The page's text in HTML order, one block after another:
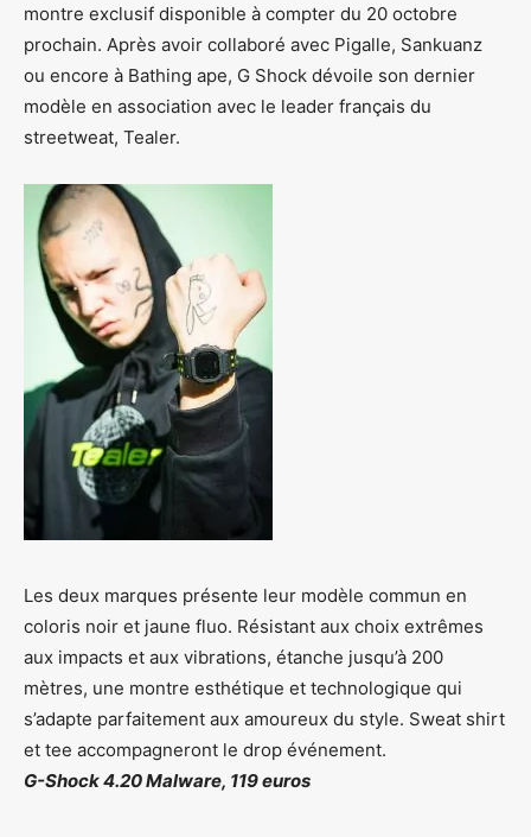
montre exclusif disponible à compter du 20 octobre
prochain. Après avoir collaboré avec Pigalle, Sankuanz
ou encore à Bathing ape, G Shock dévoile son dernier
modèle en association avec le leader français du
streetweat, Tealer.
Les deux marques présente leur modèle commun en
coloris noir et jaune fluo. Résistant aux choix extrêmes
aux impacts et aux vibrations, étanche jusqu’à 200
mètres, une montre esthétique et technologique qui
s’adapte parfaitement aux amoureux du style. Sweat shirt
et tee accompagneront le drop événement.
G-Shock 4.20 Malware, 119 euros